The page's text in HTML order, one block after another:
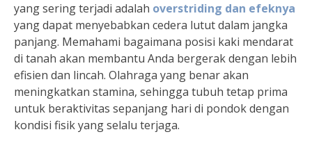
yang sering terjadi adalah overstriding dan efeknya
yang dapat menyebabkan cedera lutut dalam jangka
panjang. Memahami bagaimana posisi kaki mendarat
di tanah akan membantu Anda bergerak dengan lebih
efisien dan lincah. Olahraga yang benar akan
meningkatkan stamina, sehingga tubuh tetap prima
untuk beraktivitas sepanjang hari di pondok dengan
kondisi fisik yang selalu terjaga.